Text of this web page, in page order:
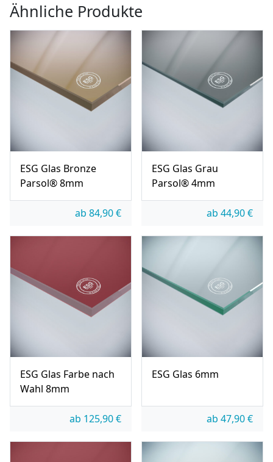
Ähnliche Produkte
ESG Glas Bronze
Parsol® 8mm
ab 84,90€
ESG Glas Grau
Parsol® 4mm
ab 44,90€
ESG Glas Farbe nach
Wahl 8mm
ab 125,90€
ESG Glas 6mm
ab 47,90€